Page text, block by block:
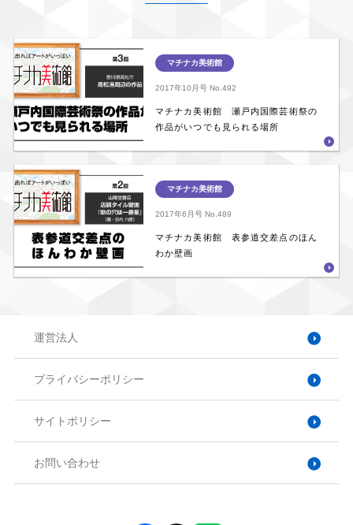
マチナカ美術館
2017年10月号No.492
マチナカ美術館 瀬戸内国際芸術祭の
作品がいつでも見られる場所
マチナカ美術館
2017年6月号No.489
マチナカ美術館 表参道交差点のほん
わか壁画
運営法人
プライバシーポリシー
サイトポリシー
お問い合わせ